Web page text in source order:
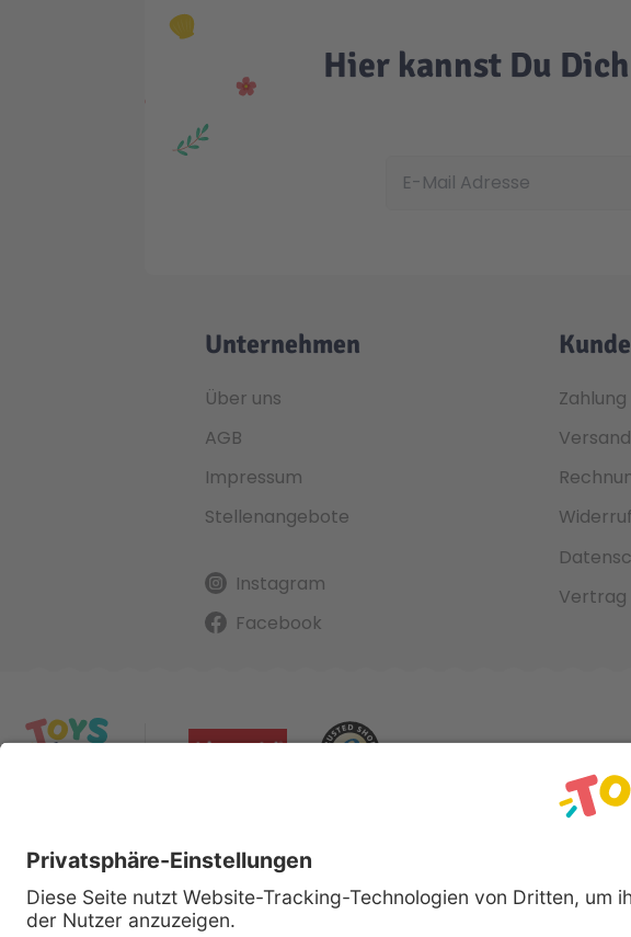
Hier kannst Du
Unternehmen
Über uns
AGB
Impressum
Stellenangebote
Instagram
Facebook
Zahlung
Widerruf
Vertrag